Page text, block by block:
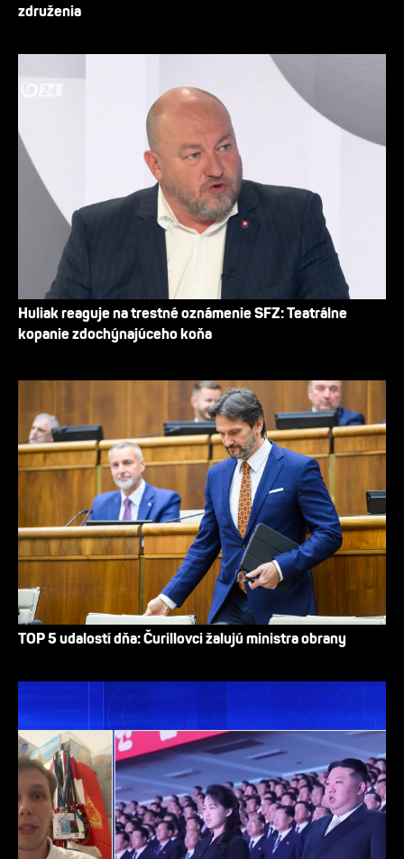
združenia
Huliak reaguje na trestné oznámenie SFZ: Teatrálne
kopanie zdochýnajúceho koňa
TOP 5 udalostí dňa: Čurillovci žalujú ministra obrany